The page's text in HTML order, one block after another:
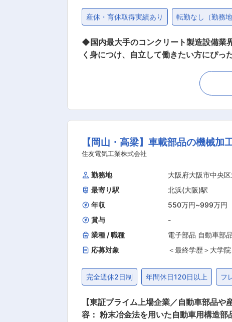
産休・育休取得実績あり 転勤なし（勤務地
◆国内最大手のコンクリート製造設備業
く身につけ、自立して働きたい方にぴ
ート製品製造設備、環境・リサイクル
ル等で止まることがないように目利き
わりながらスキルを身に付け、プロフ
計画を立て、一人で出張が可能となり
務
【岡山・高梁】車載部品の機械
住友電気工業株式会社
勤務地
大阪府大阪市中央
最寄り駅
北浜(大阪)駅
年収
550万円~999万円
賞与
-
業種 / 職種
電子部品 自動車部品
応募対象
＜最終学歴＞大学
完全週休2日制 年間休日120日以上 フ
【東証プライム上場企業／自動車部品
容： 粉末冶金法を用いた自動車用構造